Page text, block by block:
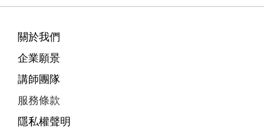
關於我們
企業願景
講師團隊
服務條款
隱私權聲明